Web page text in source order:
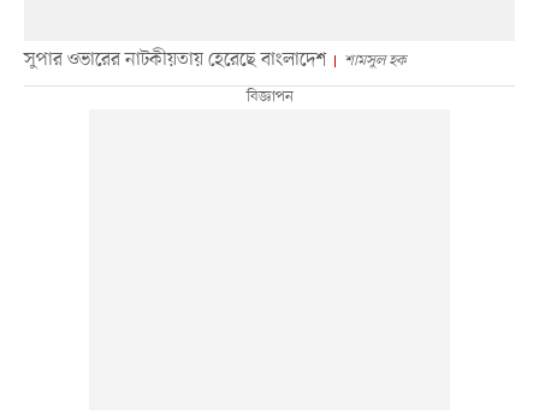
সুপার ওভারের নাটকীয়তায় হেরেছে বাংলাদেশ শামসুল হক